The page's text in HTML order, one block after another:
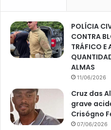
POLÍCIA
CONTRA
TRÁFICO E
ALMAS
11/06/2026
Cruz das
grave
Crisógno
07/06/2026